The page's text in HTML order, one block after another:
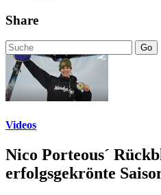
Share
Go
Videos
Nico Porteous´
erfolgsgekrönte